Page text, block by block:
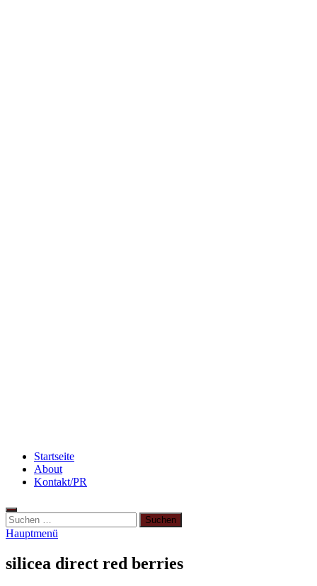
Startseite
About
Kontakt/PR
Suchen
nach:
Hauptmenü
silicea direct red berries